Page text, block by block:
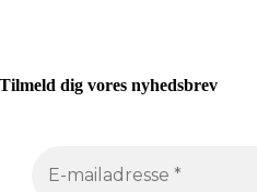
Tilmeld dig vores nyhedsbrev